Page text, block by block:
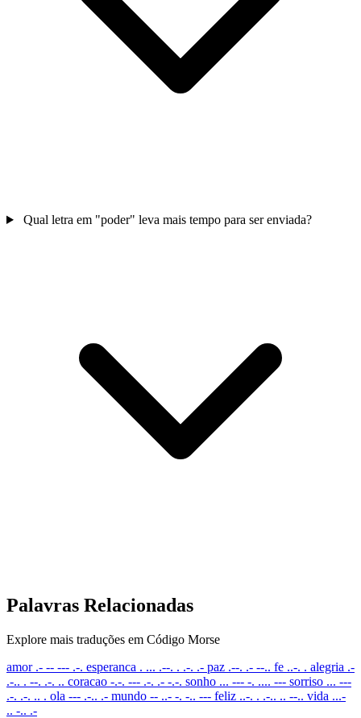
Qual letra em "poder" leva mais tempo para ser enviada?
Palavras Relacionadas
Explore mais traduções em Código Morse
amor .- -- --- .-. esperanca . ... .--. . .-. .- paz .--. .- --.. fe ..-. . alegria .-
.-.. . --. .-. .. coracao -.-. --- .-. .- -.-. sonho ... --- -. .... --- sorriso ... ---
.-. .-. .. . ola --- .-.. .- mundo -- ..- -. -.. --- feliz ..-. . .-.. .. --.. vida ...-
.. -.. .-